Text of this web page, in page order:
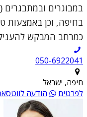
בחיפה, וכן באמצעות
כמרחב המבקש
050-6922041
חיפה, ישראל
לפרטים
הודעה